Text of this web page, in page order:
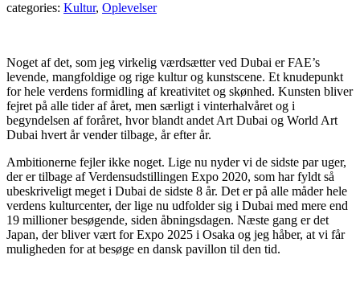
categories: Kultur, Oplevelser
Noget af det, som jeg virkelig værdsætter ved Dubai er FAE’s
levende, mangfoldige og rige kultur og kunstscene. Et knudepunkt
for hele verdens formidling af kreativitet og skønhed. Kunsten bliver
fejret på alle tider af året, men særligt i vinterhalvåret og i
begyndelsen af foråret, hvor blandt andet Art Dubai og World Art
Dubai hvert år vender tilbage, år efter år.
Ambitionerne fejler ikke noget. Lige nu nyder vi de sidste par uger,
der er tilbage af Verdensudstillingen Expo 2020, som har fyldt så
ubeskriveligt meget i Dubai de sidste 8 år. Det er på alle måder hele
verdens kulturcenter, der lige nu udfolder sig i Dubai med mere end
19 millioner besøgende, siden åbningsdagen. Næste gang er det
Japan, der bliver vært for Expo 2025 i Osaka og jeg håber, at vi får
muligheden for at besøge en dansk pavillon til den tid.